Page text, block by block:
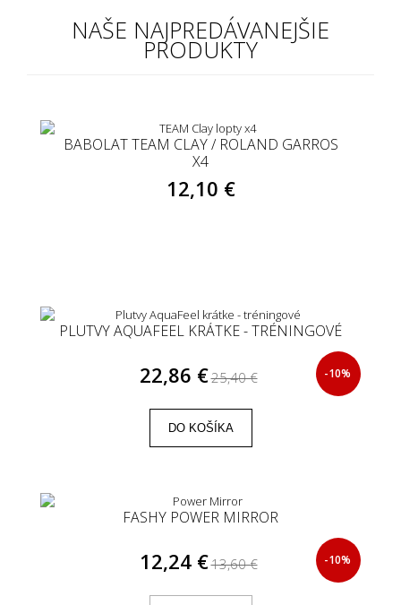
NAŠE NAJPREDÁVANEJŠIE
PRODUKTY
BABOLAT TEAM CLAY / ROLAND GARROS
X4
12,10 €
PLUTVY AQUAFEEL KRÁTKE - TRÉNINGOVÉ
22,86 €25,40 € -10%
DO KOŠÍKA
FASHY POWER MIRROR
12,24 €13,60 € -10%